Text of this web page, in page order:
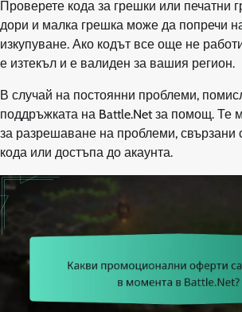
Проверете кода за грешки или печатни
дори и малка грешка може да попречи
изкупуване. Ако кодът все още не
е изтекъл и е валиден за вашия регион.
В случай на постоянни проблеми,
поддръжката на Battle.Net за помощ. Те
за разрешаване на проблеми, свързани
кода или достъпа до акаунта.